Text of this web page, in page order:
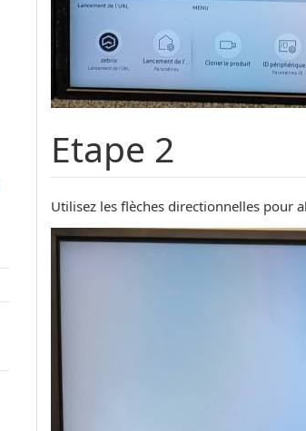
Etape 2
Utilisez les flèches directionnelles pour